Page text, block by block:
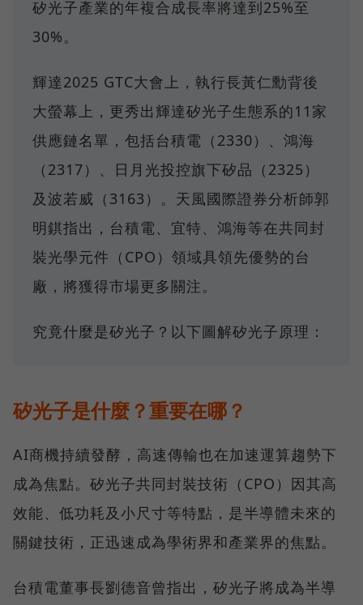
矽光子產業的年複合成長率將達到25%至
30%。
輝達2025 GTC大會上，執行長黃仁勳背後
大螢幕上，更秀出輝達矽光子生態系的11家
供應鏈名單，包括台積電（2330）、鴻海
（2317）、日月光投控旗下矽品（2325）
及波若威（3163）。天風國際證券分析師郭
明錤指出，台積電、宜特、鴻海等在共同封
裝光學元件（CPO）領域具領先優勢的台
廠，將獲得市場更多關注。
究竟什麼是矽光子？以下圖解矽光子原理：
矽光子是什麼？重要在哪？
AI商機持續發酵，高速傳輸也在加速運算趨勢下
成為焦點。矽光子共同封裝技術（CPO）因其高
效能、低功耗及小尺寸等特點，是半導體未來的
關鍵技術，正迅速成為學術界和產業界的焦點。
台積電董事長劉德音曾指出，矽光子將成為半導